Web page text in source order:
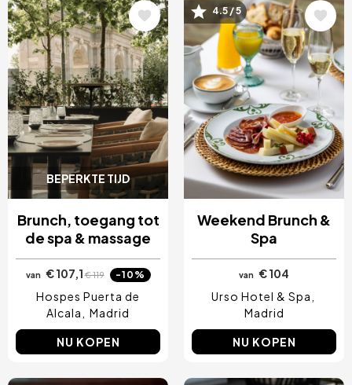
BEPERKTE TIJD
Afbeelding
Brunch, toegang tot
de spa & massage
van € 107,1€ 119 -10%
Hospes Puerta de
Alcala
Madrid
NU KOPEN
Afbeelding
4.5 / 5
Weekend Brunch &
Spa
van
€ 104
Urso Hotel & Spa
Madrid
NU KOPEN